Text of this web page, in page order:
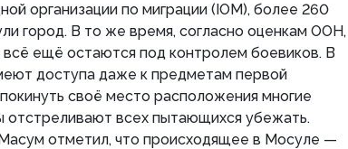
организации по миграции (IOM), более 260
город. В то же время, согласно оценкам ООН,
ещё остаются под контролем боевиков. В
доступа даже к предметам первой
своё место расположения многие
отстреливают всех пытающихся убежать.
отметил, что происходящее в Мосуле —